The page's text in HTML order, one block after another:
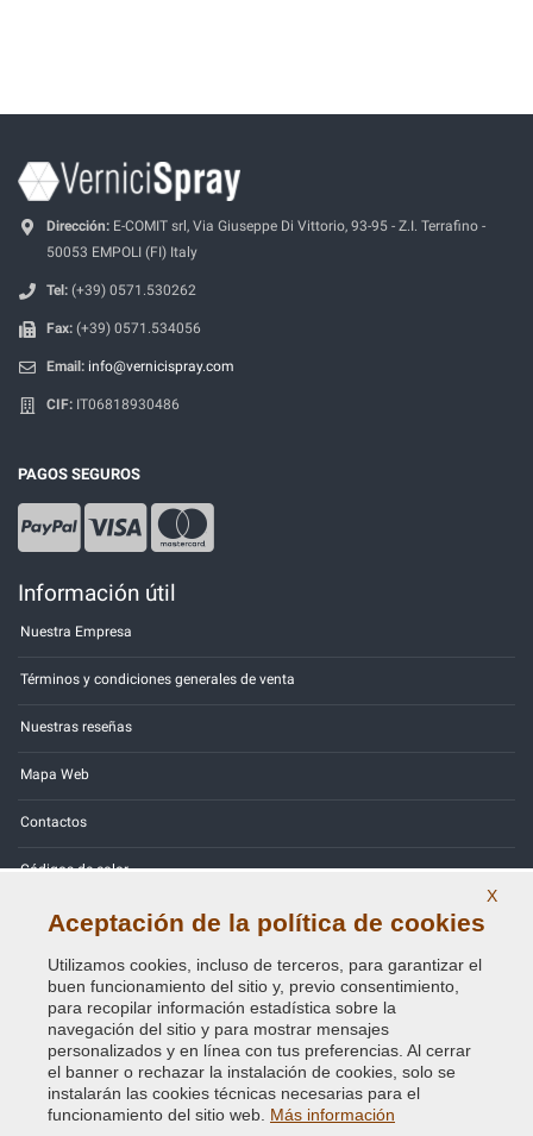
Dirección: E-COMIT srl, Via Giuseppe Di Vittorio, 93-95 - Z.I. Terrafino -
50053 EMPOLI (FI) Italy
Tel: (+39) 0571.530262
Fax: (+39) 0571.534056
Email: info@vernicispray.com
CIF: IT06818930486
PAGOS SEGUROS
Información útil
Nuestra Empresa
Términos y condiciones generales de venta
Nuestras reseñas
Mapa Web
Contactos
Códigos de color
Política de Privacidad - RGPD
Copyright © 2014 - 2026. All Rights Reserved.
Visitantes En Línea: 499
Credits: E-COMIT
X
Aceptación de la política de cookies
Utilizamos cookies, incluso de terceros, para garantizar el
buen funcionamiento del sitio y, previo consentimiento,
para recopilar información estadística sobre la
navegación del sitio y para mostrar mensajes
personalizados y en línea con tus preferencias. Al cerrar
el banner o rechazar la instalación de cookies, solo se
instalarán las cookies técnicas necesarias para el
funcionamiento del sitio web. Más información